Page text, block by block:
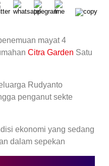
mayat 4
Citra Garden Satu
Rudyanto
penganut sekte
ekonomi yang sedang
dalam sepekan